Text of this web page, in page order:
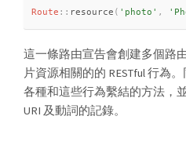
Route :: resource ( 'photo' ,
這一條路由宣告會創建多個路
片資源相關的的 RESTful 行為
各種和這些行為繫結的方法，
URI 及動詞的記錄。